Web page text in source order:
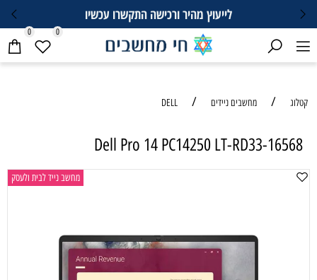
לייעוץ מהיר ורכישה התקשרו עכשיו
0 0
קטלוג / מחשבים ניידים /
DELL
Dell Pro 14 PC14250 LT-RD33-16568
מחשב נייד לבית ולעסק